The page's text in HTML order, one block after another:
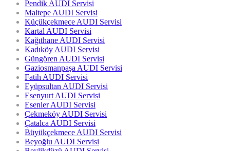
Pendik AUDI Servisi
Maltepe AUDI Servisi
Küçükçekmece AUDI Servisi
Kartal AUDI Servisi
Kağıthane AUDI Servisi
Kadıköy AUDI Servisi
Güngören AUDI Servisi
Gaziosmanpaşa AUDI Servisi
Fatih AUDI Servisi
Eyüpsultan AUDI Servisi
Esenyurt AUDI Servisi
Esenler AUDI Servisi
Çekmeköy AUDI Servisi
Çatalca AUDI Servisi
Büyükçekmece AUDI Servisi
Beyoğlu AUDI Servisi